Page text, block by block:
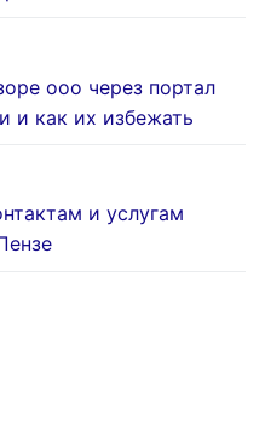
ооо через портал
и как их избежать
и услугам